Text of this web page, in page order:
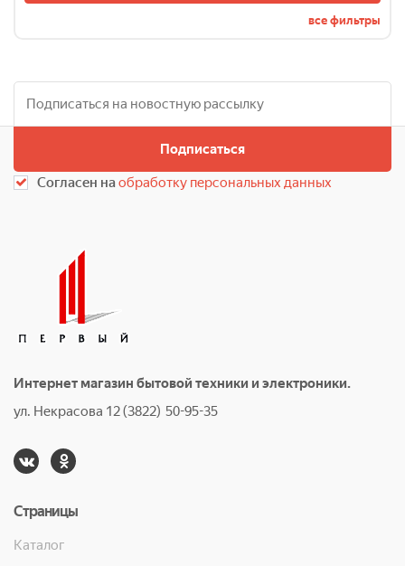
все фильтры
Подписаться
Согласен наобработку персональных данных
Интернет магазин бытовой техники и электроники.
ул. Некрасова 12 (3822) 50-95-35
Страницы
Каталог